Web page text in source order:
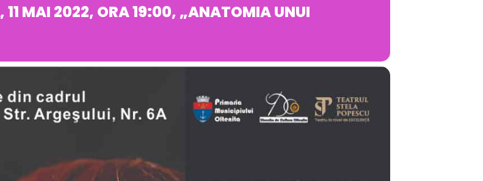
11 MAI 2022, ORA 19:00, „ANATOMIA UNUI